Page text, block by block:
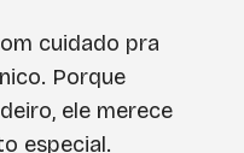
cuidado pra
Porque
ele merece
especial.